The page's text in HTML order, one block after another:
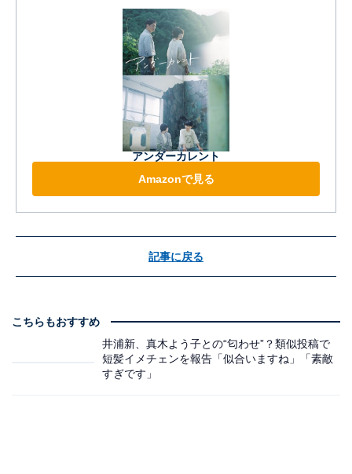
アンダーカレント
Amazonで見る
記事に戻る
こちらもおすすめ
井浦新、真木よう子との“匂わせ”？類似投稿で
短髪イメチェンを報告「似合いますね」「素敵
すぎです」